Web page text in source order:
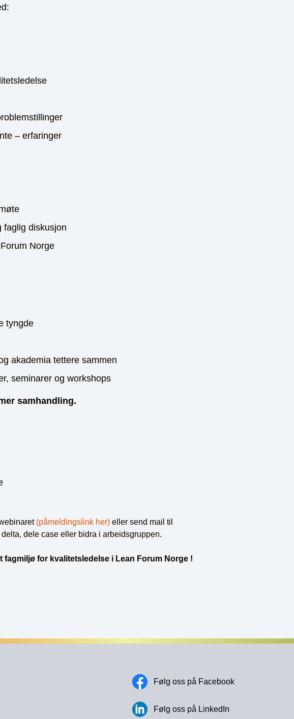
– erfaringer
faglig diskusjon
Norge
tyngde
akademia tettere sammen
seminarer og workshops
samhandling.
(påmeldingslink her) eller send mail til
dele case eller bidra i arbeidsgruppen.
for kvalitetsledelse i Lean Forum Norge !
Følg oss på Facebook
Følg oss på LinkedIn